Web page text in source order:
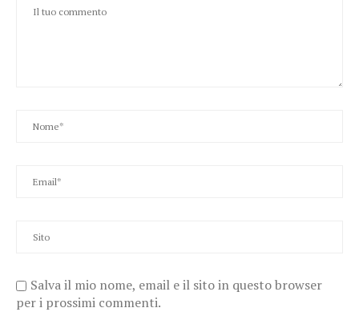
Salva il mio nome, email e il sito in questo browser
per i prossimi commenti.